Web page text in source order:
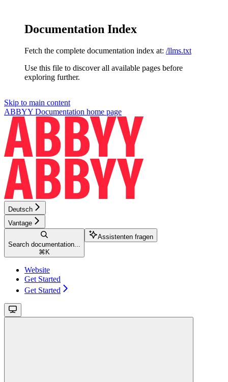
Documentation Index
Fetch the complete documentation index at: /llms.txt
Use this file to discover all available pages before
exploring further.
Skip to main content
ABBYY Documentation home page
Deutsch
Vantage
Search documentation...
⌘ K
Assistenten fragen
Website
Get Started
Get Started